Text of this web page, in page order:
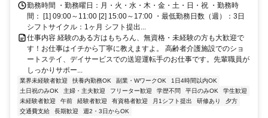
勤務時間 ・勤務曜日：月・火・水・木・金・土・日・祝 ・勤務時
間： [1] 09:00～11:00 [2] 15:00～17:00 ・最低勤務日数（週）：3日
シフトサイクル：1ヶ月 シフト提出...
仕事内容 経験のある方はもちろん、無資格・未経験の方も大歓迎で
す！お仕事はイチから丁寧に教えますよ。 高齢者介護施設でのショ
ートステイ、デイサービスでの送迎運転手のお仕事です。先輩職員が
しっかりサポー...
業界未経験者歓迎 扶養内勤務OK 副業・WワークOK
1日4時間以内OK
土日祝のみOK
主婦・主夫歓迎 フリーター歓迎 学歴不問 平日のみOK
学生歓迎
未経験者歓迎
午前 経験者歓迎 有資格者歓迎 月1シフト提出 研修あり
夕方
交通費支給
長期歓迎 週2・3日からOK